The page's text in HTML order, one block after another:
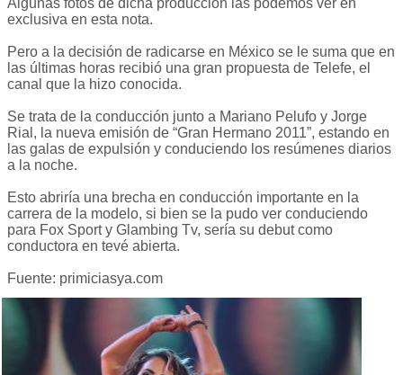
Algunas fotos de dicha producción las podemos ver en
exclusiva en esta nota.
Pero a la decisión de radicarse en México se le suma que en
las últimas horas recibió una gran propuesta de Telefe, el
canal que la hizo conocida.
Se trata de la conducción junto a Mariano Pelufo y Jorge
Rial, la nueva emisión de “Gran Hermano 2011”, estando en
las galas de expulsión y conduciendo los resúmenes diarios
a la noche.
Esto abriría una brecha en conducción importante en la
carrera de la modelo, si bien se la pudo ver conduciendo
para Fox Sport y Glambing Tv, sería su debut como
conductora en tevé abierta.
Fuente: primiciasya.com